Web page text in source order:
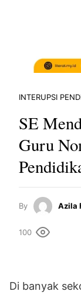
INTERUPSI
SE
Guru
By Azila
100
Di banyak